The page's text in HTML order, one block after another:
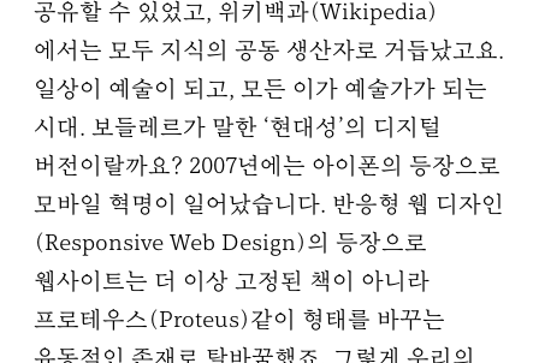
공유할 수 있었고, 위키백과(Wikipedia)
에서는 모두 지식의 공동 생산자로 거듭났고요.
일상이 예술이 되고, 모든 이가 예술가가 되는
시대. 보들레르가 말한 ‘현대성’의 디지털
버전이랄까요? 2007년에는 아이폰의 등장으로
모바일 혁명이 일어났습니다. 반응형 웹 디자인
(Responsive Web Design)의 등장으로
웹사이트는 더 이상 고정된 책이 아니라
프로테우스(Proteus)같이 형태를 바꾸는